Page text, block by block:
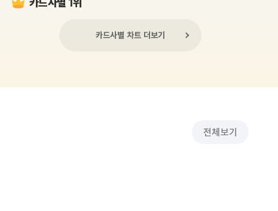
카드사별 차트 더보기
전체보기